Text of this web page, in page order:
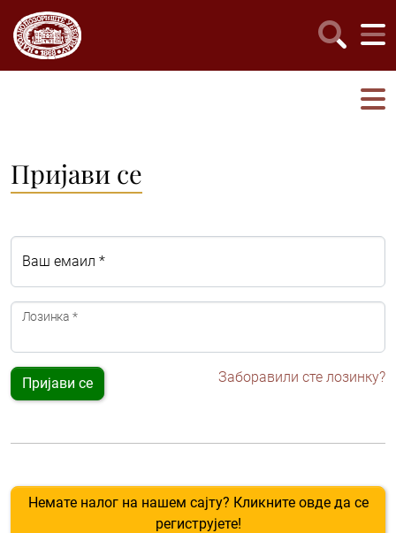
Пријави се
Ваш емаил *
Лозинка *
Пријави се Заборавили сте лозинку?
Немате налог на нашем сајту? Кликните овде да се
региструјете!